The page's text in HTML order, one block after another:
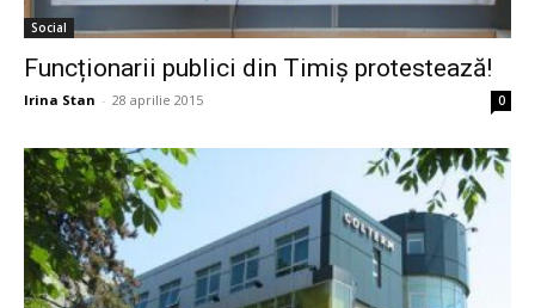
Social
Funcționarii publici din Timiș protestează!
Irina Stan - 28 aprilie 2015 0